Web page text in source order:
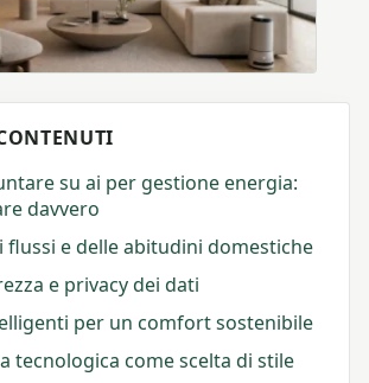
su ai per gestione energia:
davvero
flussi e delle abitudini domestiche
e privacy dei dati
per un comfort sostenibile
tecnologica come scelta di stile